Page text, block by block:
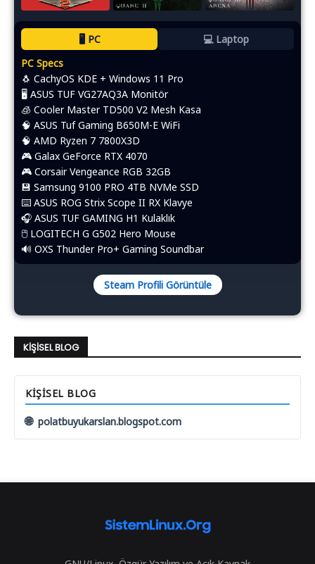
🖥️ PC
💻 Laptop
PC Specs
🐧 CachyOS KDE + Windows 11 Pro
🖥️ ASUS TUF VG27AQ3A Monitör
🧊 Cooler Master TD500 V2 Mesh Kasa
🧠 ASUS Tuf Gaming B650M-E WiFi
🧠 AMD Ryzen 7 7800X3D
🎮 Galax GeForce RTX 4070
🎮 Corsair Vengeance RGB 32GB
💾 Samsung 9100 PRO 4TB NVMe SSD
⌨️​ ASUS ROG Strix Scope II RX Klavye
🎧 ASUS TUF GAMING H1 Kulaklık
🖱️​ LOGITECH G G502 Hero Mouse
🔊 OXS Thunder Pro+ Gaming Soundbar
Steam Profili Görüntüle
KIŞISEL BLOG
KIŞISEL BLOG
🌐 polatbuyukarslan.blogspot.com